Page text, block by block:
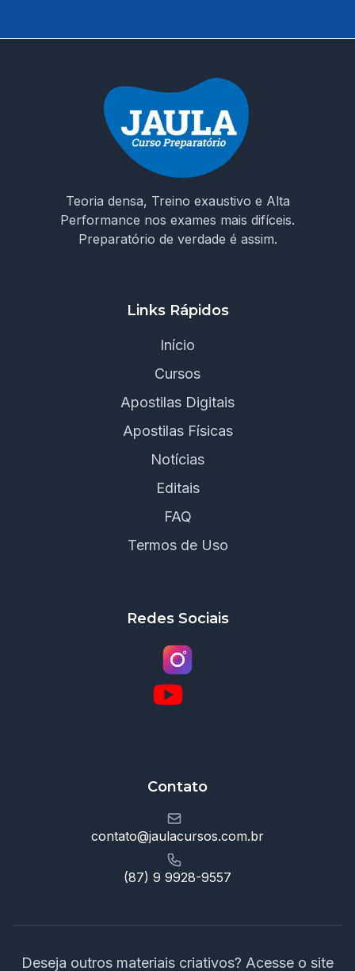
Teoria densa, Treino exaustivo e Alta
Performance nos exames mais difíceis.
Preparatório de verdade é assim.
Links Rápidos
Início
Cursos
Apostilas Digitais
Apostilas Físicas
Notícias
Editais
FAQ
Termos de Uso
Redes Sociais
Contato
contato@jaulacursos.com.br
(87) 9 9928-9557
Deseja outros materiais criativos? Acesse o site